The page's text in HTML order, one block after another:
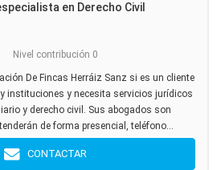
en Derecho Civil
Nivel contribución 0
De Fincas Herráiz Sanz si es un cliente
instituciones y necesita servicios jurídicos
y derecho civil. Sus abogados son
de forma presencial, teléfono...
CONTACTAR